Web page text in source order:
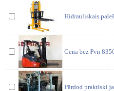
Hidrauliskais
Cena bez Pvn
Pārdod praktiski